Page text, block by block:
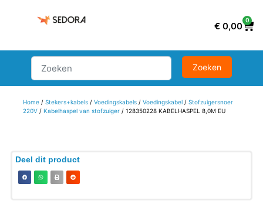
€ 0,00
0
Home/ Stekers+kabels/ Voedingskabels/ Voedingskabel/ Stofzuigersnoer
220V/ Kabelhaspel van stofzuiger/ 128350228 KABELHASPEL 8,0M EU
Deel dit product